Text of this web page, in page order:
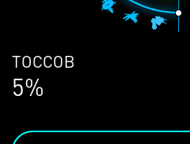
ЛЮДЕЙ
68%